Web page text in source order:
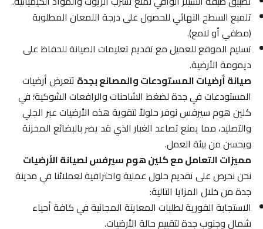
تلميع السطح النهائي للحصول على درجة اللمعان المطلوبة
(مطفي أو لامع).
تسليم الموقع للعميل مع تقديم تعليمات الصيانة للحفاظ على
ديمومة الأرضية.
صيانة أرضيات المستودعات والمصانع بجدةتتعرض أرضيات
المستودعات في جدة لضغط الشاحنات والرافعات الشوكية؛ في
كلين هوم سيرفس نوفر حلولاً لتقوية هذه الأرضيات عبر الجلي
والتصليد، مما يمنع تصاعد الغبار الذي قد يضر بالبضائع المخزنة
ويحسن من بيئة العمل.
مميزات التعامل مع كلين هوم سيرفس لصيانة الأرضيات
نحن نحرص على تقديم حلول عملية واحترافية لعملائنا في مدينة
جدة من خلال المزايا التالية:
الاستجابة الفورية لطلبات المعاينة المجانية في كافة أحياء
شمال وجنوب جدة لتقييم حالة الأرضيات.